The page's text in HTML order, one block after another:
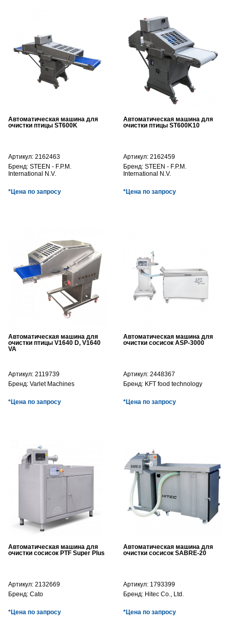
Автоматическая машина для
очистки птицы ST600K
Артикул: 2162463
Бренд: STEEN - F.P.M.
International N.V.
*Цена по запросу
Автоматическая машина для
очистки птицы ST600K10
Артикул: 2162459
Бренд: STEEN - F.P.M.
International N.V.
*Цена по запросу
Автоматическая машина для
очистки птицы V1640 D, V1640
VA
Артикул: 2119739
Бренд: Varlet Machines
*Цена по запросу
Автоматическая машина для
очистки сосисок ASP-3000
Артикул: 2448367
Бренд: KFT food technology
*Цена по запросу
Автоматическая машина для
очистки сосисок PTF Super Plus
Артикул: 2132669
Бренд: Cato
*Цена по запросу
Автоматическая машина для
очистки сосисок SABRE-20
Артикул: 1793399
Бренд: Hitec Co., Ltd.
*Цена по запросу